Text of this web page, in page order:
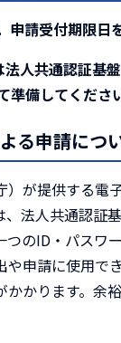
申請受付期限日
人共通認証基
備してくださ
る申請につ
が提供する電
法人共通認証
つのID・パスワ
や申請に使用で
かかります。余